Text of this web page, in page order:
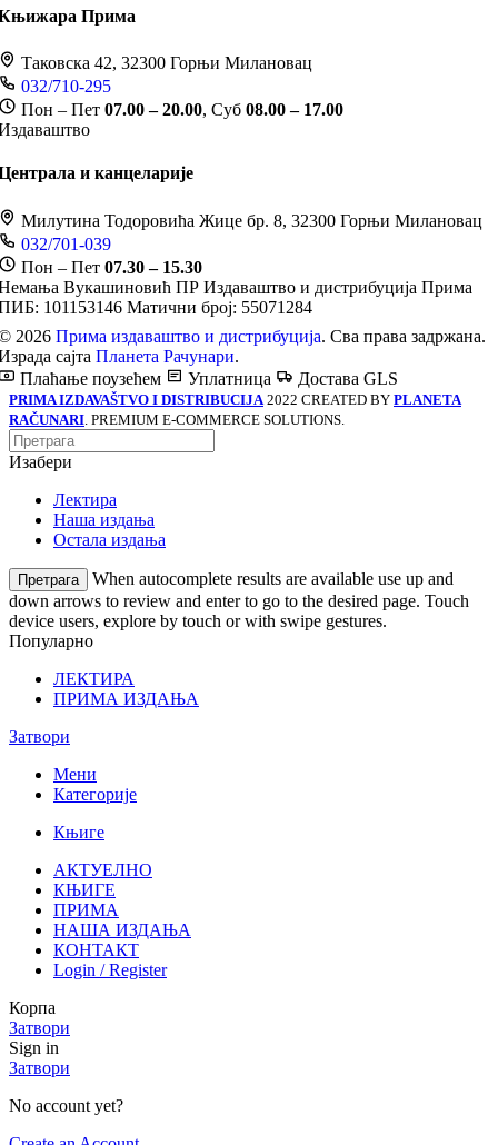
Прима
Таковска 42, 32300 Горњи Милановац
032/710-295
Пон – Пет 07.00 – 20.00, Суб 08.00 – 17.00
и канцеларије
Милутина Тодоровића Жице бр. 8, 32300 Горњи Милановац
032/701-039
Пон – Пет 07.30 – 15.30
Вукашиновић ПР Издаваштво и дистрибуција Прима
101153146 Матични број: 55071284
2026 Прима издаваштво и дистрибуција. Сва права задржана.
сајта Планета Рачунари.
Плаћање поузећем
Уплатница Достава GLS
PRIMA IZDAVAŠTVO I DISTRIBUCIJA 2022 CREATED BY PLANETA
RAČUNARI . PREMIUM E-COMMERCE SOLUTIONS.
Изабери
Лектира
Наша издања
Остала издања
Претрага
When autocomplete results are available use up and
down arrows to review and enter to go to the desired page. Touch
device users, explore by touch or with swipe gestures.
Популарно
ЛЕКТИРА
ПРИМА ИЗДАЊА
Затвори
Мени
Категорије
Књиге
АКТУЕЛНО
КЊИГЕ
ПРИМА
НАША ИЗДАЊА
КОНТАКТ
Login / Register
Корпа
Затвори
Sign in
Затвори
No account yet?